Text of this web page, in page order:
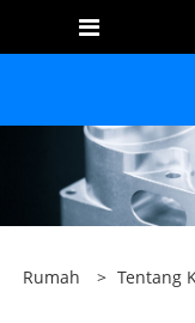
Rumah > Tentang